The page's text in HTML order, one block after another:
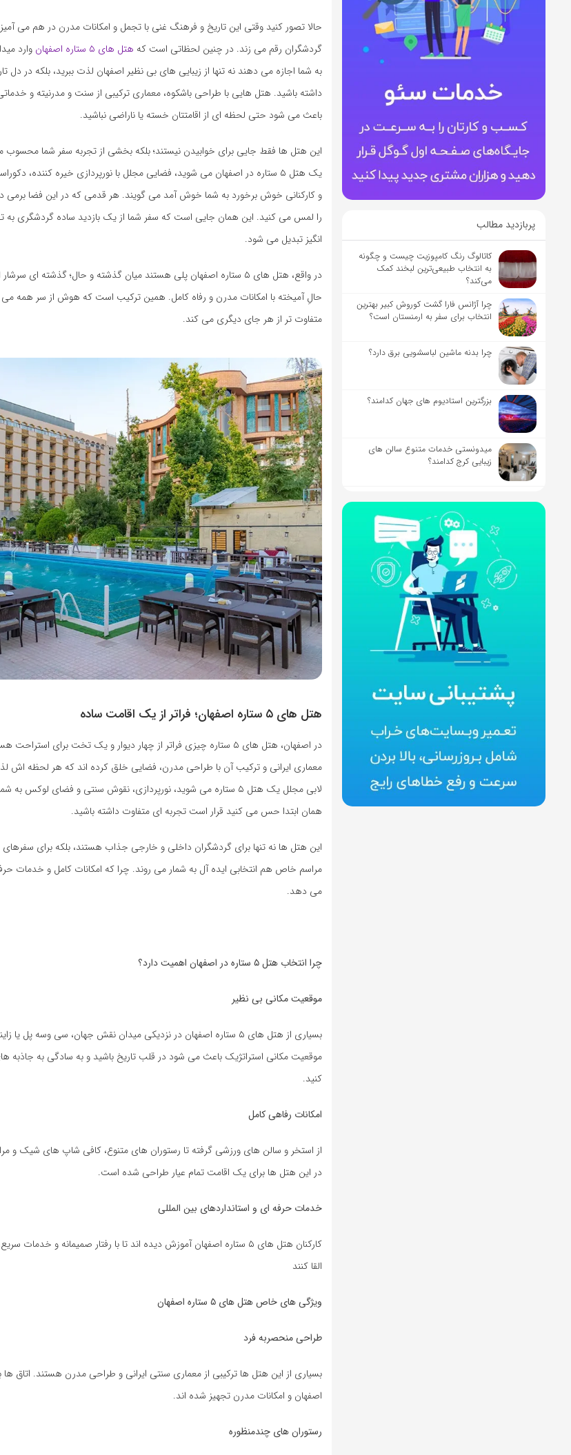
پربازدید مطالب
کاتالوگ رنگ کامپوزیت چیست و چگونه
به انتخاب طبیعی‌ترین لبخند کمک
می‌کند؟
چرا آژانس فارا گشت کوروش کبیر بهترین
انتخاب برای سفر به ارمنستان است؟
چرا بدنه ماشین لباسشویی برق دارد؟
بزرگترین استادیوم های جهان کدامند؟
میدونستی خدمات متنوع سالن های
زیبایی کرج کدامند؟
حالا تصور کنید وقتی این تاریخ و فرهنگ غنی با تجمل و امکانات مدرن در هم می
گردشگران رقم می زند. در چنین لحظاتی است که هتل های ۵ ستاره اصفهان
وارد
به شما اجازه می دهند نه تنها از زیبایی های بی نظیر اصفهان لذت ببرید، بلکه در دل
داشته باشید. هتل هایی با طراحی باشکوه، معماری ترکیبی از سنت و مدرنیته و
باعث می شود حتی لحظه ای از اقامتتان خسته یا ناراضی نباشید.
این هتل ها فقط جایی برای خوابیدن نیستند؛ بلکه بخشی از تجربه سفر شما محسوب
یک هتل ۵ ستاره در اصفهان می شوید، فضایی مجلل با نورپردازی خیره کننده،
و کارکنانی خوش برخورد به شما خوش آمد می گویند. هر قدمی که در این فضا برمی
را لمس می کنید. این همان جایی است که سفر شما از یک بازدید ساده گردشگری به
انگیز تبدیل می شود.
در واقع، هتل های ۵ ستاره اصفهان پلی هستند میان گذشته و حال؛ گذشته ای
حالِ آمیخته با امکانات مدرن و رفاه کامل. همین ترکیب است که هوش از سر همه
متفاوت تر از هر جای دیگری می کند.
هتل های ۵ ستاره اصفهان؛ فراتر از یک اقامت ساده
در اصفهان، هتل های ۵ ستاره چیزی فراتر از چهار دیوار و یک تخت برای
معماری ایرانی و ترکیب آن با طراحی مدرن، فضایی خلق کرده اند که هر لحظه
لابی مجلل یک هتل ۵ ستاره می شوید، نورپردازی، نقوش سنتی و فضای
همان ابتدا حس می کنید قرار است تجربه ای متفاوت داشته باشید.
این هتل ها نه تنها برای گردشگران داخلی و خارجی جذاب هستند، بلکه برای
مراسم خاص هم انتخابی ایده آل به شمار می روند. چرا که امکانات کامل و خدمات
می دهد.
چرا انتخاب هتل۵ ستاره در اصفهان اهمیت دارد؟
موقعیت مکانی بی نظیر
بسیاری از هتل های ۵ ستاره اصفهان در نزدیکی میدان نقش جهان، سی وسه پل یا
موقعیت مکانی استراتژیک باعث می شود در قلب تاریخ باشید و به سادگی به جاذبه
کنید.
امکانات رفاهی کامل
از استخر و سالن های ورزشی گرفته تا رستوران های متنوع، کافی شاپ های شیک و
در این هتل ها برای یک اقامت تمام عیار طراحی شده است.
خدمات حرفه ای و استانداردهای بین المللی
کارکنان هتل های ۵ ستاره اصفهان آموزش دیده اند تا با رفتار صمیمانه و
القا کنند
ویژگی های خاص هتل های ۵ ستاره اصفهان
طراحی منحصربه فرد
بسیاری از این هتل ها ترکیبی از معماری سنتی ایرانی و طراحی مدرن هستند. اتاق ها
اصفهان و امکانات مدرن تجهیز شده اند.
رستوران های چندمنظوره